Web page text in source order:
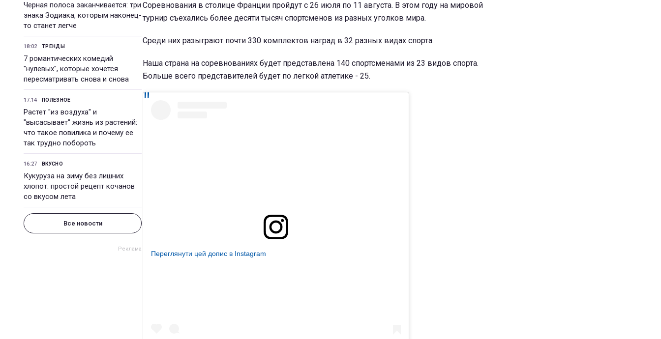
Черная полоса заканчивается: три
знака Зодиака, которым наконец-
то станет легче
18:02 ТРЕНДЫ
7 романтических комедий
"нулевых", которые хочется
пересматривать снова и снова
17:14 ПОЛЕЗНОЕ
Растет "из воздуха" и
"высасывает" жизнь из растений:
что такое повилика и почему ее
так трудно побороть
16:27 ВКУСНО
Кукуруза на зиму без лишних
хлопот: простой рецепт кочанов
со вкусом лета
Все новости
Соревнования в столице Франции пройдут с 26 июля по 11 августа. В этом году на мировой
турнир съехались более десяти тысяч спортсменов из разных уголков мира.
Среди них разыграют почти 330 комплектов наград в 32 разных видах спорта.
Наша страна на соревнованиях будет представлена 140 спортсменами из 23 видов спорта.
Больше всего представителей будет по легкой атлетике - 25.
Переглянути цей допис в Instagram